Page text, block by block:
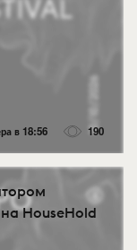
в 18:56 190
HouseHold